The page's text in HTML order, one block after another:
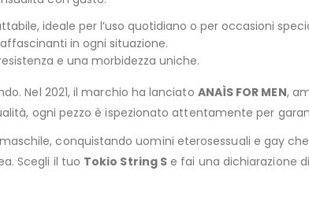
ideale per l’uso quotidiano o per occasioni
in ogni situazione.
e una morbidezza uniche.
Nel 2021, il marchio ha lanciato ANAÌS FOR MEN,
ogni pezzo è ispezionato attentamente per
conquistando uomini eterosessuali e gay
Scegli il tuo Tokio String S e fai una dichiarazione